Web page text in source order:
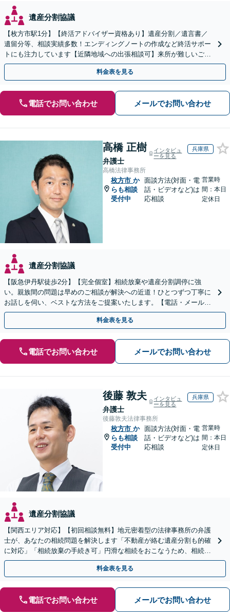
遺産分割協議
【枚方市駅1分】【終活アドバイザー資格あり】遺産分割／遺言書／
遺留分等、相談実績多数！エンディングノートの作成など終活サポー
トにも注力しています【近隣地域への出張相談可】来所が難しいご高
齢の方も、お気軽にご相談ください【休日・夜間面談可能】
料金表を見る
電話でお問い合わせ メールでお問い合わせ
高橋 正樹
弁護士
インタビュ
ーを見る
兵庫県
高橋法律事務所
枚方市 か
らも相談
受付中
面談方法(対面・電
話・ビデオなど)は
応相談
営業時
間：本日
定休日
遺産分割協議
【阪急伊丹駅徒歩2分】【完全個室】相続放棄や遺産分割調停に強
い。親族間の問題は早めのご相談が解決への近道！ひとつずつ丁寧に
お話しを伺い、ベストな方法をご提案いたします。【電話・メール相
談初回無料】【休日夜間対応可】【オンライン可能】
料金表を見る
電話でお問い合わせ メールでお問い合わせ
後藤 敦夫
弁護士
インタビュ
ーを見る
兵庫県
後藤敦夫法律事務所
枚方市 か
らも相談
受付中
面談方法(対面・電
話・ビデオなど)は
応相談
営業時
間：本日
定休日
遺産分割協議
【関西エリア対応】【初回相談無料】地元密着型の法律事務所の弁護
士が、あなたの相続問題を解決します「不動産が絡む遺産分割も的確
に対応」「相続放棄の手続き可」円滑な相続をおこなうため、相続問
題は自分の代で解決しましょう【完全個室制】
料金表を見る
電話でお問い合わせ メールでお問い合わせ